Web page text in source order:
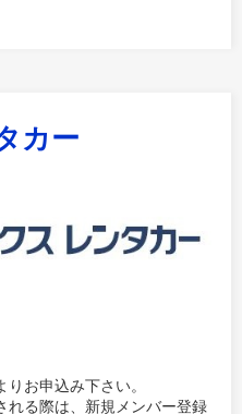
カー
お申込み下さい。
れる際は、新規メンバー登録